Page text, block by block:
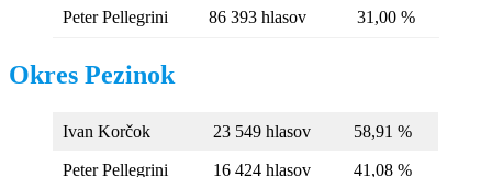
Peter Pellegrini 86 393 hlasov 31,00 %
Okres Pezinok
Ivan Korčok 23 549 hlasov 58,91 %
Peter Pellegrini 16 424 hlasov 41,08 %